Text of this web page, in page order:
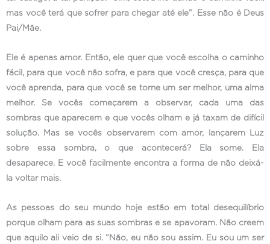
mas você terá que sofrer para chegar até ele”. Esse não é Deus
Pai/Mãe.
Ele é apenas amor. Então, ele quer que você escolha o caminho
fácil, para que você não sofra, e para que você cresça, para que
você aprenda, para que você se torne um ser melhor, uma alma
melhor. Se vocês começarem a observar, cada uma das
sombras que aparecem e que vocês olham e já taxam de difícil
solução. Mas se vocês observarem com amor, lançarem Luz
sobre essa sombra, o que acontecerá? Ela some. Ela
desaparece. E você facilmente encontra a forma de não deixá-
la voltar mais.
As pessoas do seu mundo hoje estão em total desequilíbrio
porque olham para as suas sombras e se apavoram. Não creem
que aquilo ali veio de si. “Não, eu não sou assim. Eu sou um ser